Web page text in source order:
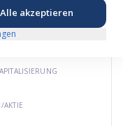
★
AKTIE
Alle akzeptieren